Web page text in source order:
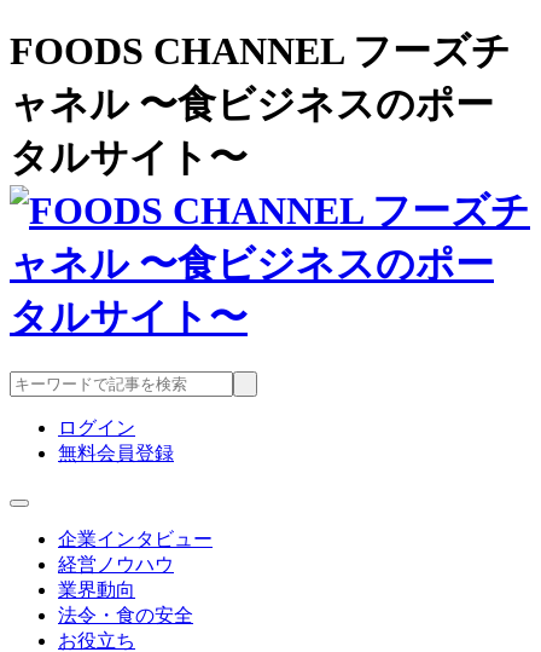
FOODS CHANNEL フーズチ
ャネル 〜食ビジネスのポー
タルサイト〜
ログイン
無料会員登録
企業インタビュー
経営ノウハウ
業界動向
法令・食の安全
お役立ち